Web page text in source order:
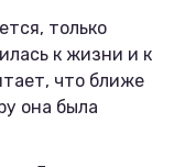
только
к жизни и к
что ближе
она была